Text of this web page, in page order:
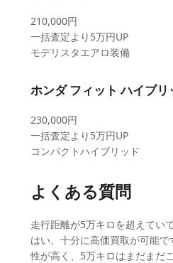
210,000円
一括査定より5万円UP
モデリスタエアロ装備
ホンダ フィット ハイブリ
230,000円
一括査定より5万円UP
コンパクトハイブリッド
よくある質問
走行距離が5万キロを超えてい
はい、十分に高価買取が可能で
性が高く、5万キロはまだまだ